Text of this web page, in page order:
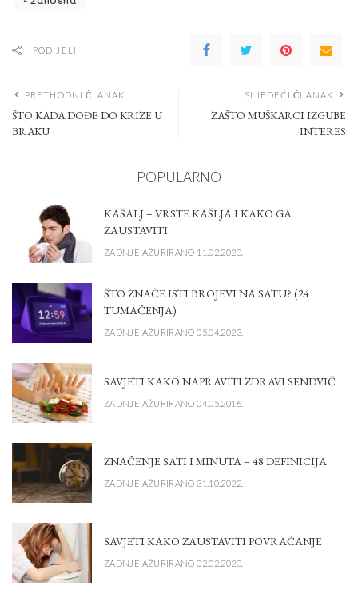
PODIJELI
PRETHODNI ČLANAK
ŠTO KADA DOĐE DO KRIZE U
BRAKU
SLJEDEĆI ČLANAK
ZAŠTO MUŠKARCI IZGUBE
INTERES
POPULARNO
KAŠALJ – VRSTE KAŠLJA I KAKO GA
ZAUSTAVITI
ZADNJE AŽURIRANO 11.02.2020.
ŠTO ZNAČE ISTI BROJEVI NA SATU? (24
TUMAČENJA)
ZADNJE AŽURIRANO 05.04.2023.
SAVJETI KAKO NAPRAVITI ZDRAVI SENDVIČ
ZADNJE AŽURIRANO 04.05.2016.
ZNAČENJE SATI I MINUTA – 48 DEFINICIJA
ZADNJE AŽURIRANO 31.10.2022.
SAVJETI KAKO ZAUSTAVITI POVRAĆANJE
ZADNJE AŽURIRANO 02.02.2020.